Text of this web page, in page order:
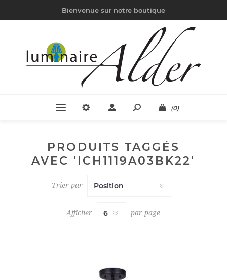
Bienvenue sur notre boutique
(0)
PRODUITS TAGGÉS
AVEC 'ICH1119A03BK22'
Trier par
Afficher par page